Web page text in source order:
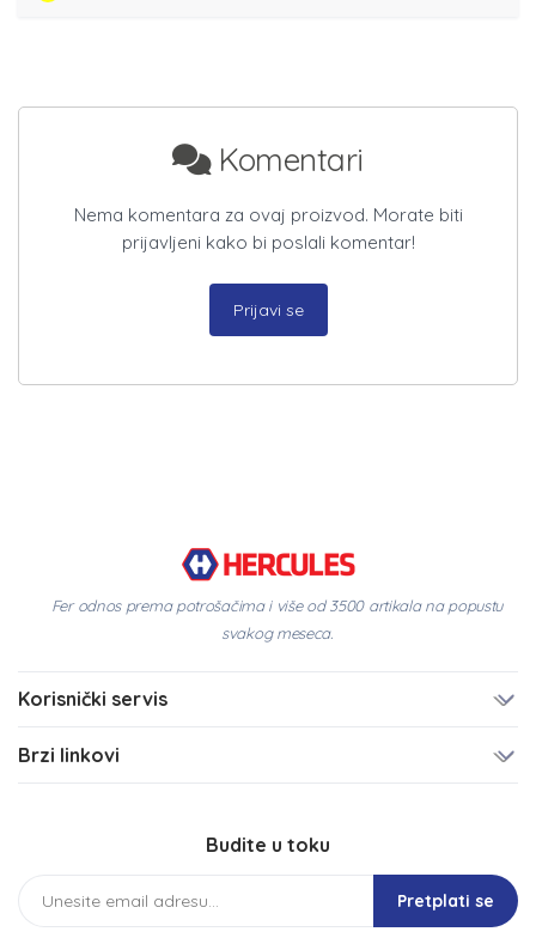
Komentari
Nema komentara za ovaj proizvod. Morate biti
prijavljeni kako bi poslali komentar!
Prijavi se
Fer odnos prema potrošačima i više od 3500 artikala na popustu
svakog meseca.
Korisnički servis
Brzi linkovi
Budite u toku
Pretplati se